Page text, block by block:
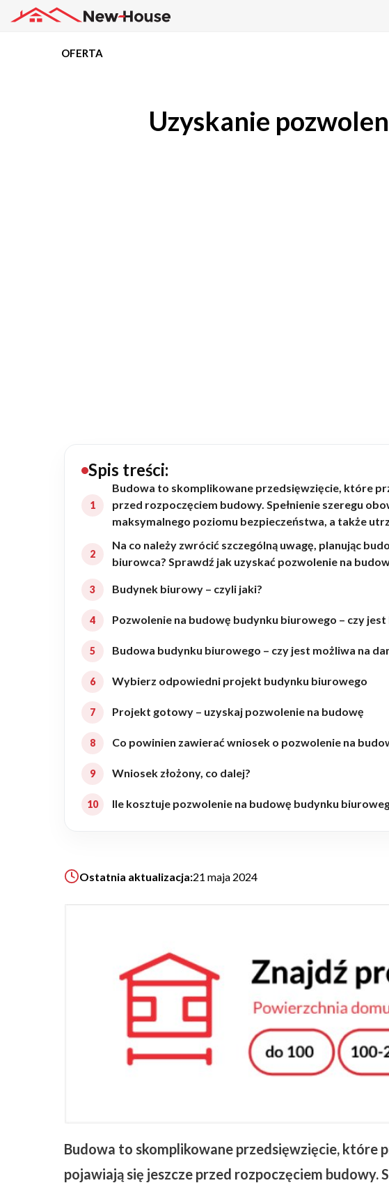
Rezydencje
Rozbudowa
Remonty
Realizacje
Filmy
BLOG
O NAS
KONAKT
ZAPISZ SIĘ
OFERTA
Uzyskanie
Spis treści:
Budowa to skomplikowane przedsięwzięcie, które
przed rozpoczęciem budowy. Spełnienie szeregu
maksymalnego poziomu bezpieczeństwa, a także
Na co należy zwrócić szczególną uwagę, planując
biurowca? Sprawdź jak uzyskać pozwolenie na
Budynek biurowy – czyli jaki?
Pozwolenie na budowę budynku biurowego – czy jest
Budowa budynku biurowego – czy jest możliwa na
Wybierz odpowiedni projekt budynku biurowego
Projekt gotowy – uzyskaj pozwolenie na budowę
Co powinien zawierać wniosek o pozwolenie na
Wniosek złożony, co dalej?
Ile kosztuje pozwolenie na budowę budynku
Ostatnia aktualizacja:21 maja 2024
Budowa to skomplikowane przedsięwzięcie, które
pojawiają się jeszcze przed rozpoczęciem budowy.